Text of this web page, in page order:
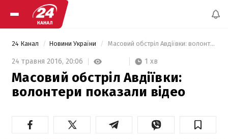
24 Канал Новини України Масовий обстріл Авдіївки: волонтери показали відео
24 травня 2016, 20:06 1 хв
Масовий обстріл Авдіївки:
волонтери показали відео